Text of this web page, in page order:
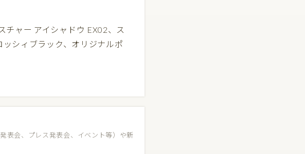
ャー アイシャドウ EX02、ス
シィブラック、オリジナルポ
表会、プレス発表会、イベント等）や新